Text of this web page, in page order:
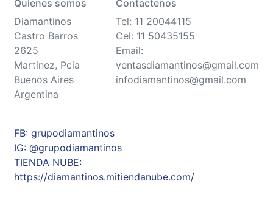
Quienes somos
Diamantinos
Castro Barros
2625
Martinez, Pcia
Buenos Aires
Argentina
Contactenos
Tel: 11 20044115
Cel: 11 50435155
Email:
ventasdiamantinos@gmail.com
infodiamantinos@gmail.com
FB: grupodiamantinos
IG: @grupodiamantinos
TIENDA NUBE:
https://diamantinos.mitiendanube.com/